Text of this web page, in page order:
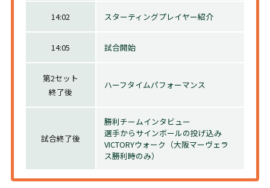
POM選手によるマーヴェりんぬいぐる
みの投げ込み
14:02 スターティングプレイヤー紹介
14:05 試合開始
第2セット
終了後
ハーフタイムパフォーマンス
試合終了後
勝利チームインタビュー
選手からサインボールの投げ込み
VICTORYウォーク（大阪マーヴェラ
ス勝利時のみ）